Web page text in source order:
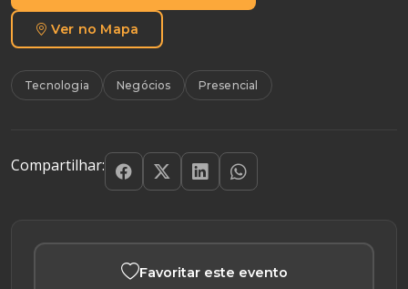
Ver no Mapa
Tecnologia Negócios Presencial
Compartilhar:
Favoritar este evento